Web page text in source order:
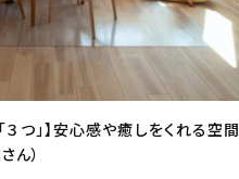
３つ」】安心感や癒しをくれる空間
ん）